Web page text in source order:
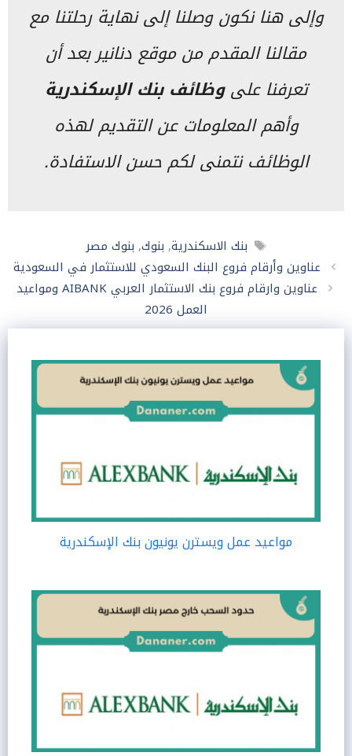
وإلى هنا نكون وصلنا إلى نهاية رحلتنا مع
مقالنا المقدم من موقع دنانير بعد أن
تعرفنا علىوظائف بنك الإسكندرية
وأهم المعلومات عن التقديم لهذه
الوظائف نتمنى لكم حسن الاستفادة.
الوسوم
بنك الاسكندرية, بنوك, بنوك مصر
عناوين وأرقام فروع البنك السعودي للاستثمار في السعودية
عناوين وارقام فروع بنك الاستثمار العربي AIBANK ومواعيد
العمل 2026
مواعيد عمل ويسترن يونيون بنك الإسكندرية